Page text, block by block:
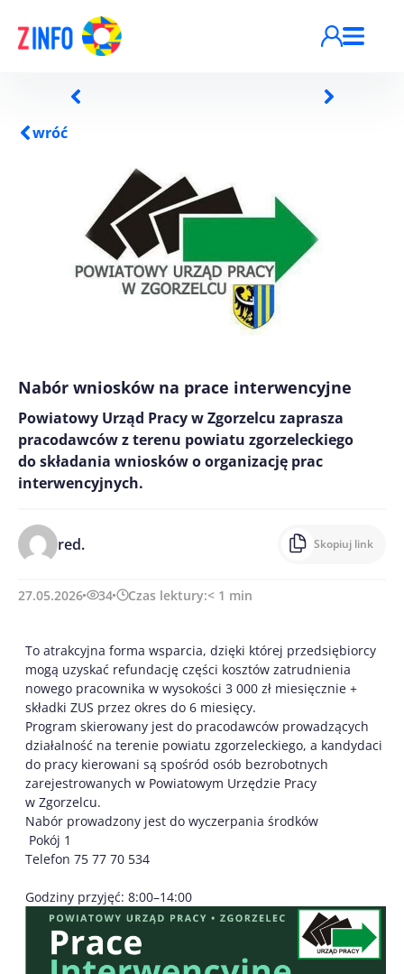
wróć
Nabór wniosków na prace interwencyjne
Powiatowy Urząd Pracy w Zgorzelcu zaprasza
pracodawców z terenu powiatu zgorzeleckiego
do składania wniosków o organizację prac
interwencyjnych.
red. Skopiuj link
27.05.2026 34 Czas lektury:< 1 min
To atrakcyjna forma wsparcia, dzięki której przedsiębiorcy
mogą uzyskać refundację części kosztów zatrudnienia
nowego pracownika w wysokości 3 000 zł miesięcznie +
składki ZUS przez okres do 6 miesięcy.
Program skierowany jest do pracodawców prowadzących
działalność na terenie powiatu zgorzeleckiego, a kandydaci
do pracy kierowani są spośród osób bezrobotnych
zarejestrowanych w Powiatowym Urzędzie Pracy
w Zgorzelcu.
Nabór prowadzony jest do wyczerpania środków
Pokój 1
Telefon 75 77 70 534
Godziny przyjęć: 8:00–14:00